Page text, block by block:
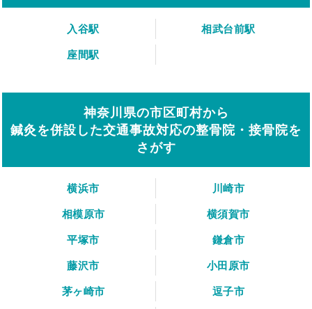
入谷駅
相武台前駅
座間駅
神奈川県の市区町村から
鍼灸を併設した交通事故対応の整骨院・接骨院を
さがす
横浜市
川崎市
相模原市
横須賀市
平塚市
鎌倉市
藤沢市
小田原市
茅ヶ崎市
逗子市